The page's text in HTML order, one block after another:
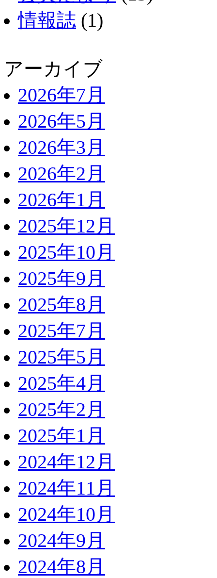
情報誌 (1)
アーカイブ
2026年7月
2026年5月
2026年3月
2026年2月
2026年1月
2025年12月
2025年10月
2025年9月
2025年8月
2025年7月
2025年5月
2025年4月
2025年2月
2025年1月
2024年12月
2024年11月
2024年10月
2024年9月
2024年8月